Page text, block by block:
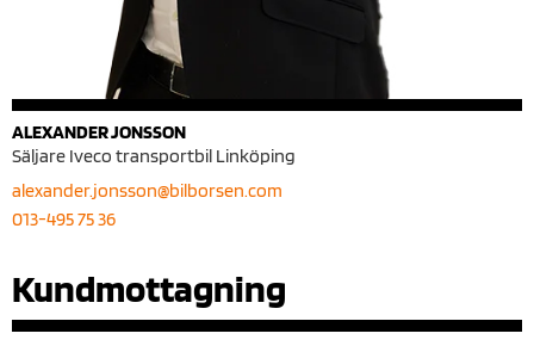
ALEXANDER JONSSON
Säljare Iveco transportbil Linköping
alexander.jonsson@bilborsen.com
013-495 75 36
Kundmottagning